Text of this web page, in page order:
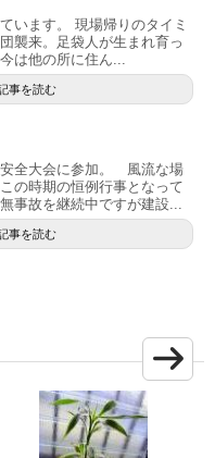
います。 現場帰りのタイミ
襲来。足袋人が生まれ育っ
は他の所に住ん...
事を読む
全大会に参加。 風流な場
の時期の恒例行事となって
事故を継続中ですが建設...
事を読む